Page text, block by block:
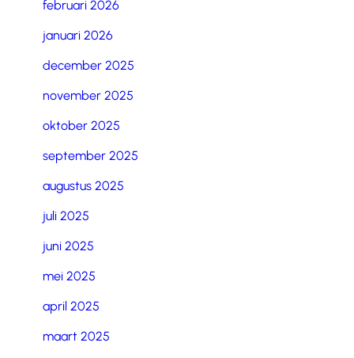
februari 2026
januari 2026
december 2025
november 2025
oktober 2025
september 2025
augustus 2025
juli 2025
juni 2025
mei 2025
april 2025
maart 2025